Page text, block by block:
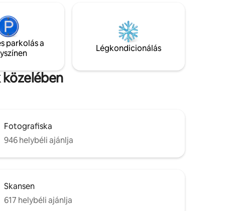
parkolás a
Légkondicionálás
Fotografiska
946 helybéli ajánlja
Skansen
617 helybéli ajánlja